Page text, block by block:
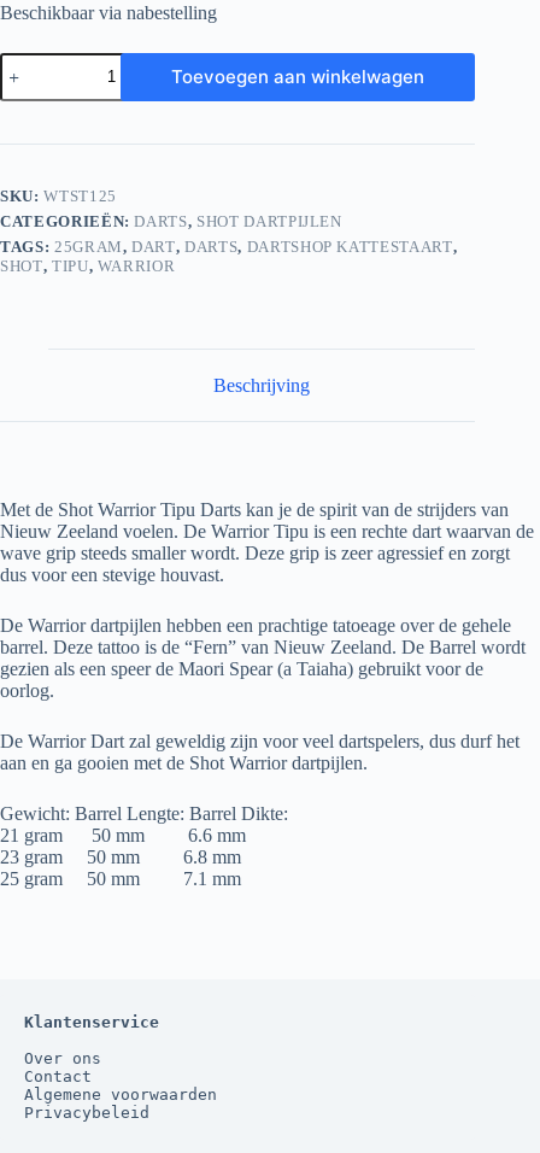
Beschikbaar via nabestelling
Shot
Warrior
Tipu
Tungsten
gram
aantal
Toevoegen aan winkelwagen
SKU:WTST125
CATEGORIEËN:DARTS, SHOT DARTPIJLEN
TAGS: 25GRAM,DART,DARTS, DARTSHOP KATTESTAART,
SHOT, TIPU, WARRIOR
Beschrijving
Met de Shot Warrior Tipu Darts kan je de spirit van de strijders van
Nieuw Zeeland voelen. De Warrior Tipu is een rechte dart waarvan de
wave grip steeds smaller wordt. Deze grip is zeer agressief en zorgt
dus voor een stevige houvast.
De Warrior dartpijlen hebben een prachtige tatoeage over de gehele
barrel. Deze tattoo is de “Fern” van Nieuw Zeeland. De Barrel wordt
gezien als een speer de Maori Spear (a Taiaha) gebruikt voor de
oorlog.
De Warrior Dart zal geweldig zijn voor veel dartspelers, dus durf het
aan en ga gooien met de Shot Warrior dartpijlen.
Gewicht: Barrel Lengte: Barrel Dikte:
21 gram 50 mm 6.6 mm
23 gram 50 mm 6.8 mm
25 gram 50 mm 7.1 mm
Klantenservice
Over ons
Contact
Algemene voorwaarden
Privacybeleid